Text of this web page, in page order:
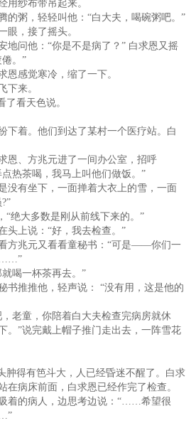
用纱布带吊起来。
粥，轻轻叫他：“白大夫，喝碗粥吧。”
，接了摇头。
问他：“你是不是病了？” 白求恩又摇
。”
感觉寒冷，缩了一下。
来。
看天色说。
着。他们到达了某村一个医疗站。白
、方兆元进了一间办公室，招呼
热茶喝，我马上叫他们做饭。”
有坐下，一面掸着大衣上的雪，一面
大多数是刚从前线下来的。”
上说：“好，我去检查。”
兆元又看看童秘书：“可是——你们一
……”
喝一杯茶再去。”
推推他，轻声说： “没有用，这是他的
童，你陪着白大夫检查完病房就休
。”说完戴上帽子推门走出去，一阵雪花
得有笆斗大，人已经昏迷不醒了。白求
在病床前面，白求恩已经作完了检查。
的病人，边思考边说：“……希望很